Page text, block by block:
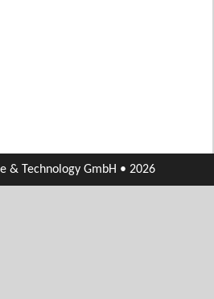
& Technology GmbH • 2026